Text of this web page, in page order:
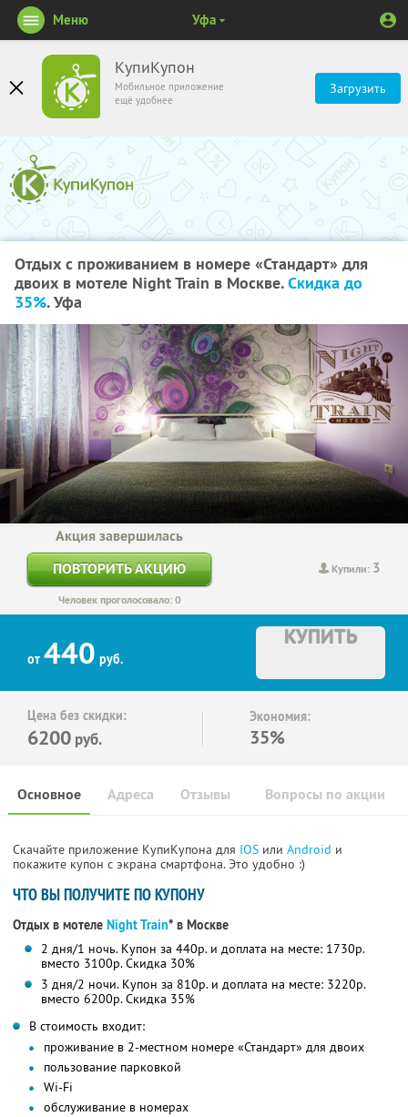
КупиКупон
Мобильное приложение
ещё удобнее
Загрузить
Меню Уфа
Отдых с проживанием в номере «Стандарт» для
двоих в мотеле Night Train в Москве.Скидка до
35%. Уфа
Купили: 3
Акция завершилась
ПОВТОРИТЬ АКЦИЮ
Человек проголосовало: 0
от 440 руб.
КУПИТЬ
Цена без скидки:
6200 руб.
Экономия:
35%
Основное Отзывы Вопросы по акции
Адреса
Скачайте приложение КупиКупона для IOS или Android и
покажите купон с экрана смартфона. Это удобно :)
ЧТО ВЫ ПОЛУЧИТЕ ПО КУПОНУ
Отдых в мотеле Night Train* в Москве
2 дня/1 ночь. Купон за 440р. и доплата на месте: 1730р.
вместо 3100р.Скидка 30%
3 дня/2 ночи. Купон за 810р. и доплата на месте: 3220р.
вместо 6200р.Скидка 35%
В стоимость входит:
проживание в 2-местном номере «Стандарт» для двоих
пользование парковкой
Wi-Fi
обслуживание в номерах